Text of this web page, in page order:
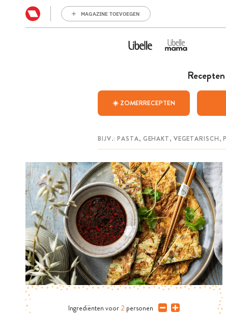
MAGAZINE TOEVOEGEN
Recepten
☀️ ZOMERRECEPTEN
Ingrediënten voor 2 personen